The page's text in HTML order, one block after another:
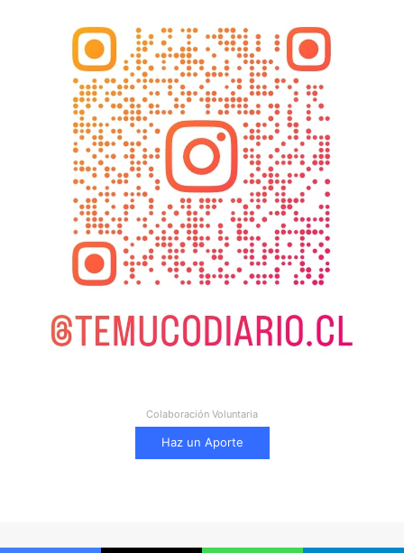
Colaboración Voluntaria
Haz un Aporte